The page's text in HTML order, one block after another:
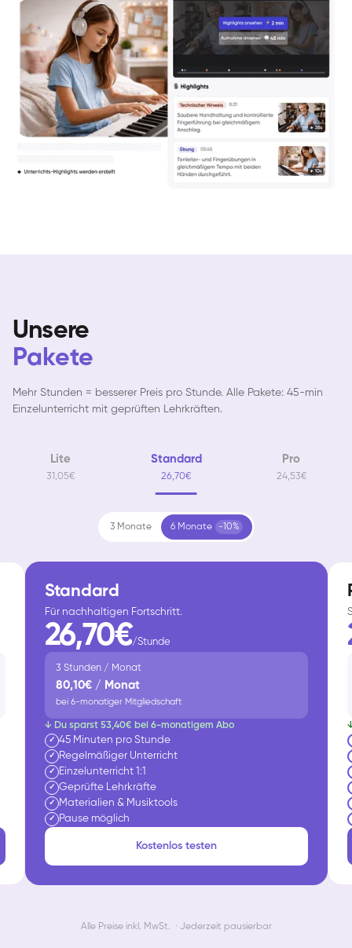
Yuna
Klavier / Piano / Flügel
Camilla
Klavier / Piano / Flügel
Negin
Klavier / Piano / Flügel
Katarzyna
Klavier / Piano / Flügel
Unsere
Pakete
Mehr Stunden = besserer Preis pro Stunde. Alle Pakete: 45-min
Einzelunterricht mit geprüften Lehrkräften.
Lite
31,05€
Standard
26,70€
Pro
24,53€
3 Monate 6 Monate -10%
Standard
Für nachhaltigen Fortschritt.
26,70€/Stunde
3 Stunden / Monat
80,10€ / Monat
bei 6-monatiger Mitgliedschaft
↓ Du sparst 53,40€ bei 6-monatigem Abo
✓ 45 Minuten pro Stunde
✓ Regelmäßiger Unterricht
✓ Einzelunterricht 1:1
✓ Geprüfte Lehrkräfte
✓ Materialien & Musiktools
✓ Pause möglich
Kostenlos testen
Alle Preise inkl. MwSt. · Jederzeit pausierbar